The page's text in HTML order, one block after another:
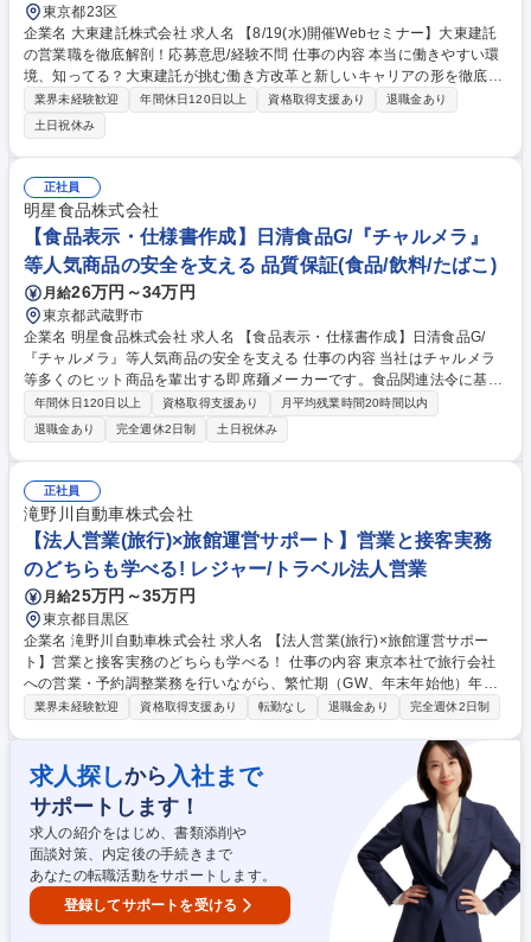
東京都23区
企業名 大東建託株式会社 求人名 【8/19(水)開催Webセミナー】大東建託
の営業職を徹底解剖！応募意思/経験不問 仕事の内容 本当に働きやすい環
境、知ってる？大東建託が挑む働き方改革と新しいキャリアの形を徹底解
剖！この日限りの特別なセミナーです。ぜひご参加ください。【申込締
切】8/17 (月) 23:59まで 【日程】8/19(水)19:00-20:00 ＠オンライン実施
■本求人へご応募いただくと、セミナーへの参加申し込みが完了します。
後日、視聴URLをご案内いたします。■応募意思・経験は不問。顔出し・
名前公開も不要ですので、お気軽にご参加ください。■セミナー終了後、
選考ご希望の方には、申し込み方法を別途ご案内します。 【詳細ページ】
作成中 募集職種 【8/19(水)開催Webセミナー】大東建託の営業職を徹底
解剖！応募意思/経験不問
業界未経験歓迎 年間休日120日以上 資格取得支援あり
退職金あり
土日祝休み
正社員
明星食品株式会社
【食品表示・仕様書作成】日清食品G/『チャルメラ』
等人気商品の安全を支える 品質保証(食品/飲料/たばこ)
月給26万円～34万円
東京都武蔵野市
企業名 明星食品株式会社 求人名 【食品表示・仕様書作成】日清食品G/
『チャルメラ』等人気商品の安全を支える 仕事の内容 当社はチャルメラ
等多くのヒット商品を輩出する即席麺メーカーです。食品関連法令に基づ
いた食品表示作成・確認、BOM作成、eBASEやアルカナム等の商品仕様
書の作成・確認業務を主体となってお任せします。 【業務内容】 ■原料規
格書の精査・確認(Mercrius使用) ■食品表示作成・確認(Excel使用) ■BOM
作成(配合仕様書に基づいたデータ入力) ■顧客向け仕様書作成・確認(Exce
l、eBASE、アルカナム、VDS等) ■新製品等のパッケージ表示確認(デザイ
ン・セールスコピー等) ■ホームページ、広告等の確認 ■食品表示に関する
情報発信(社内・社外) 募集職種 【食品表示・仕様書作成】日清食品G/『チ
ャルメラ』等人気商品の安全を支える
年間休日120日以上 資格取得支援あり
月平均残業時間20時間以内
退職金あり
完全週休2日制 土日祝休み
正社員
滝野川自動車株式会社
【法人営業(旅行)×旅館運営サポート】営業と接客実務
のどちらも学べる! レジャー/トラベル法人営業
月給25万円～35万円
東京都目黒区
企業名 滝野川自動車株式会社 求人名 【法人営業(旅行)×旅館運営サポー
ト】営業と接客実務のどちらも学べる！ 仕事の内容 東京本社で旅行会社
への営業・予約調整業務を行いながら、繁忙期（GW、年末年始他）年間2
0日程度下田にある当温泉旅館(観音温泉)に出張し、接客実務を担当してい
オンライン)、宿泊予約の確認・調整、プラン提案、施設イベントの案内
などの営業事務業務を担当します。 【下田での業務】繁忙期（GW、年末
年始他）年間20日程度の出張で、フロント業務・レストラン業務などの接
客対応、現地パートスタッフのフォロー・サポート業務を行います。 募集
職種 【法人営業(旅行)×旅館運営サポート】営業と接客実務のどちらも学
べる！
業界未経験歓迎 資格取得支援あり 転勤なし 退職金あり 完全週休2日制
求人探しから 入社まで
サポートします！
求人の紹介をはじめ、書類添削や
面談対策、内定後の手続きまで
あなたの転職活動をサポートします。
登録してサポートを受ける